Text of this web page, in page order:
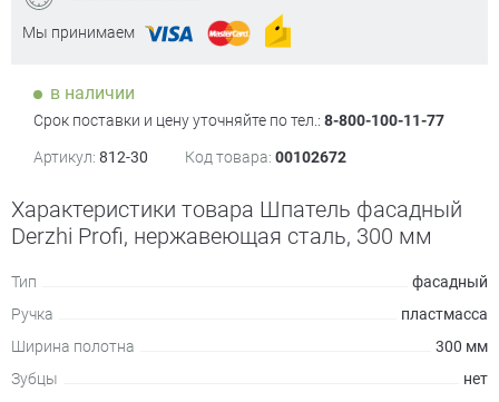
Мы принимаем
в наличии
Срок поставки и цену уточняйте по тел.: 8-800-100-11-77
Артикул: 812-30 Код товара: 00102672
Характеристики товара Шпатель фасадный
Derzhi Profi, нержавеющая сталь, 300 мм
Тип
фасадный
Ручка
пластмасса
Ширина полотна
300 мм
Зубцы
нет